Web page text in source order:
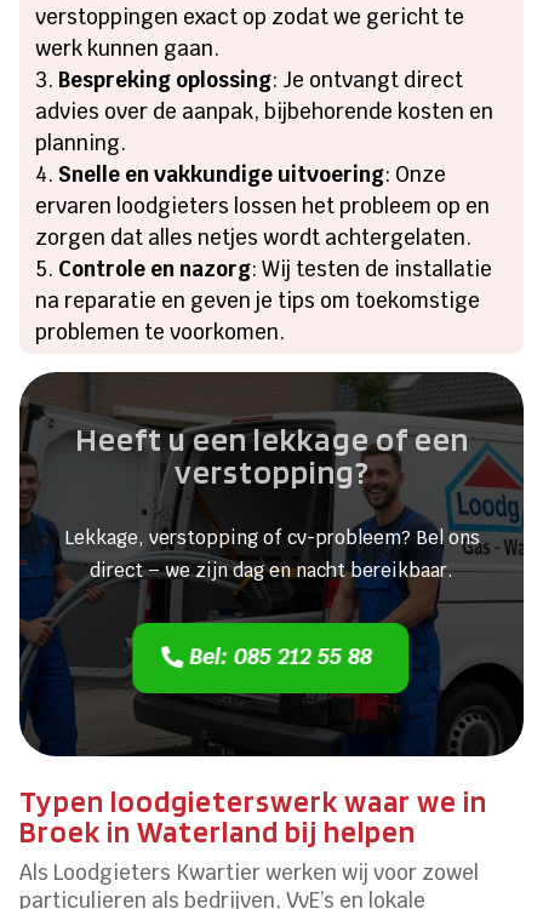
verstoppingen exact op zodat we gericht te
werk kunnen gaan.
Bespreking oplossing: Je ontvangt direct
advies over de aanpak, bijbehorende kosten en
planning.
Snelle en vakkundige uitvoering: Onze
ervaren loodgieters lossen het probleem op en
zorgen dat alles netjes wordt achtergelaten.
Controle en nazorg: Wij testen de installatie
na reparatie en geven je tips om toekomstige
problemen te voorkomen.
Heeft u een lekkage of een
verstopping?
Lekkage, verstopping of cv-probleem? Bel ons
direct – we zijn dag en nacht bereikbaar.
Bel: 085 212 55 88
Typen loodgieterswerk waar we in
Broek in Waterland bij helpen
Als Loodgieters Kwartier werken wij voor zowel
particulieren als bedrijven, VvE’s en lokale